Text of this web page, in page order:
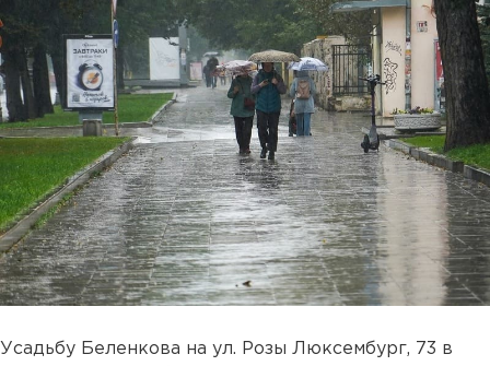
Усадьбу Беленкова на ул. Розы Люксембург, 73 в